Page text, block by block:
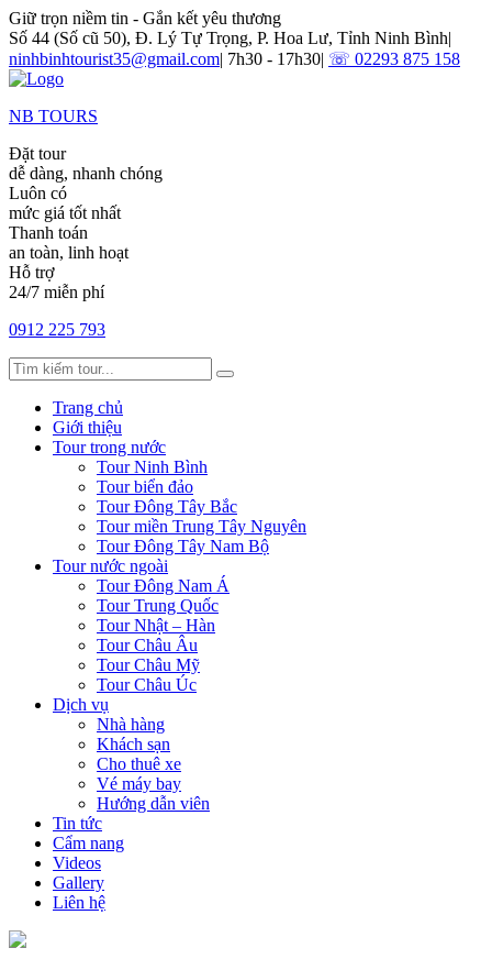
Giữ trọn niềm tin - Gắn kết yêu thương
Số 44 (Số cũ 50), Đ. Lý Tự Trọng, P. Hoa Lư, Tỉnh Ninh Bình|
ninhbinhtourist35@gmail.com| 7h30 - 17h30| ☏ 02293 875 158
NB TOURS
Đặt tour
dễ dàng, nhanh chóng
Luôn có
mức giá tốt nhất
Thanh toán
an toàn, linh hoạt
Hỗ trợ
24/7 miễn phí
0912 225 793
Trang chủ
Giới thiệu
Tour trong nước
Tour Ninh Bình
Tour biển đảo
Tour Đông Tây Bắc
Tour miền Trung Tây Nguyên
Tour Đông Tây Nam Bộ
Tour nước ngoài
Tour Đông Nam Á
Tour Trung Quốc
Tour Nhật – Hàn
Tour Châu Âu
Tour Châu Mỹ
Tour Châu Úc
Dịch vụ
Nhà hàng
Khách sạn
Cho thuê xe
Vé máy bay
Hướng dẫn viên
Tin tức
Cẩm nang
Videos
Gallery
Liên hệ